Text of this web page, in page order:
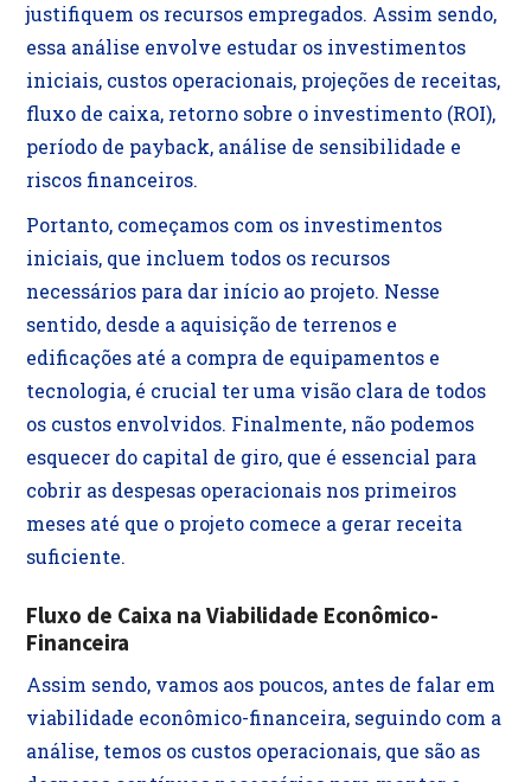
justifiquem os recursos empregados. Assim sendo,
essa análise envolve estudar os investimentos
iniciais, custos operacionais, projeções de receitas,
fluxo de caixa, retorno sobre o investimento (ROI),
período de payback, análise de sensibilidade e
riscos financeiros.
Portanto, começamos com os investimentos
iniciais, que incluem todos os recursos
necessários para dar início ao projeto. Nesse
sentido, desde a aquisição de terrenos e
edificações até a compra de equipamentos e
tecnologia, é crucial ter uma visão clara de todos
os custos envolvidos. Finalmente, não podemos
esquecer do capital de giro, que é essencial para
cobrir as despesas operacionais nos primeiros
meses até que o projeto comece a gerar receita
suficiente.
Fluxo de Caixa na Viabilidade Econômico-
Financeira
Assim sendo, vamos aos poucos, antes de falar em
viabilidade econômico-financeira, seguindo com a
análise, temos os custos operacionais, que são as